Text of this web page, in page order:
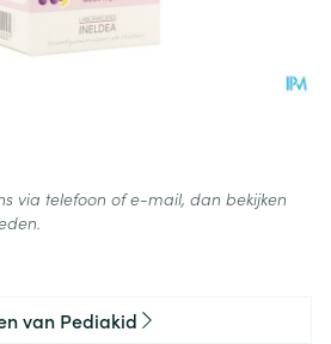
via telefoon of e-mail, dan bekijken
van Pediakid